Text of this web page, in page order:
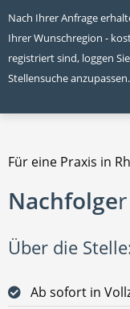
Nach Ihrer Anfrage
Ihrer Wunschregion -
registriert sind, loggen
Stellensuche anzupassen.
Für eine Praxis in
Nachfolge
Über die
Ab sofort in